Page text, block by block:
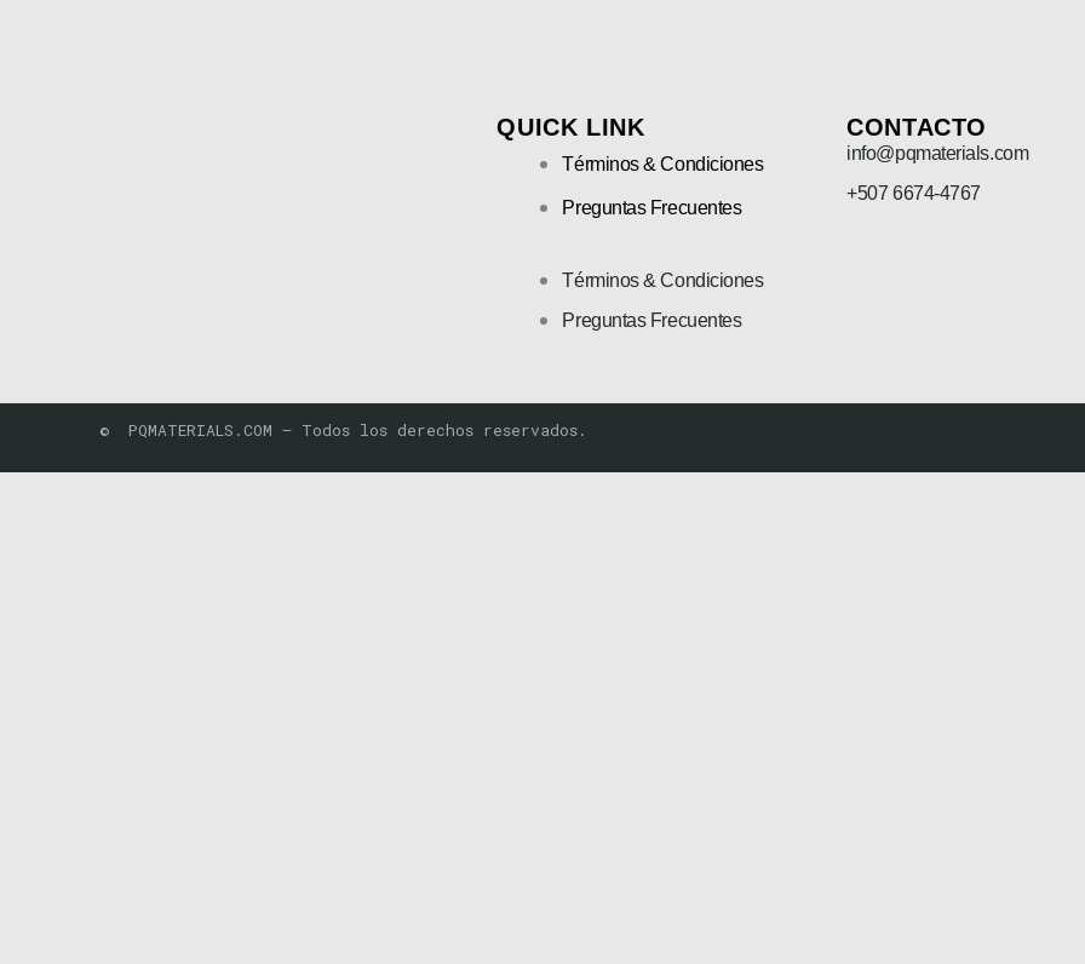
QUICK LINK
Términos & Condiciones
Preguntas Frecuentes
Términos & Condiciones
Preguntas Frecuentes
CONTACTO
info@pqmaterials.com
+507 6674-4767
© PQMATERIALS.COM – Todos los derechos reservados.